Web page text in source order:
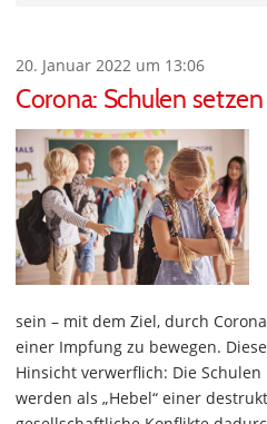
20. Januar 2022 um 13:06
Corona: Schulen
sein – mit dem Ziel, durch
einer Impfung zu bewegen.
Hinsicht verwerflich: Die
werden als „Hebel“ einer